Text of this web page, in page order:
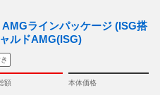
ラインパッケージ (ISG搭
ルドAMG(ISG)
額 本体価格